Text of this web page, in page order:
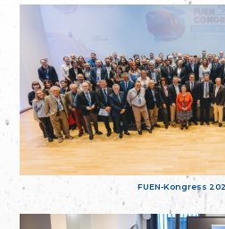
FUEN-Kongress